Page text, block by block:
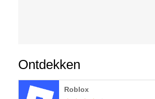
Ontdekken
Roblox